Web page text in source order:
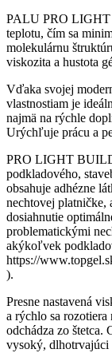
PALU PRO LIGHT
teplotu, čím sa
molekulárnu
viskozita a hustota
Vďaka svojej
vlastnostiam je
najmä na rýchle
Urýchľuje prácu a
PRO LIGHT
podkladového,
obsahuje adhézne
nechtovej platničke,
dosiahnutie
problematickými
akýkoľvek
https://
).
Presne nastavená
a rýchlo sa
odchádza zo štetca.
vysoký, dlhotrvajúci